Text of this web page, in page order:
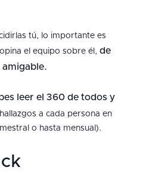
tú, lo importante es
el equipo sobre él, de
amigable.
leer el 360 de todos y
a cada persona en
o hasta mensual).